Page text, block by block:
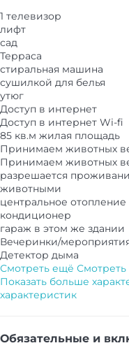
1 телевизор
лифт
сад
Терраса
стиральная машина
сушилкой для белья
утюг
Доступ в интернет
Доступ в интернет Wi-fi
85 кв.м жилая площадь
Принимаем животных
Принимаем животных
разрешается
животными
центральное отопление
кондиционер
гараж в этом же здании
Вечеринки/
Детектор дыма
Смотреть ещё
Показать больше
характеристик
Обязательные и